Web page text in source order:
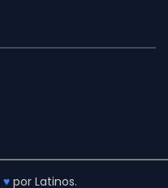
♥ por Latinos.